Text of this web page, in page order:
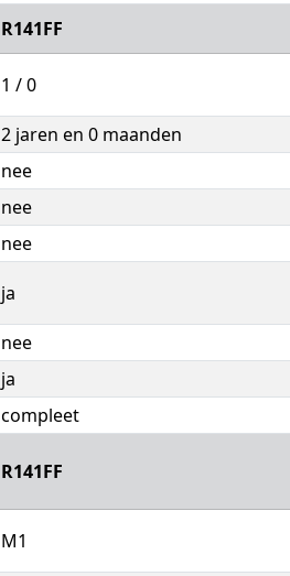
R141FF
1 / 0
2 jaren en 0 maanden
nee
nee
nee
ja
nee
ja
compleet
R141FF
M1